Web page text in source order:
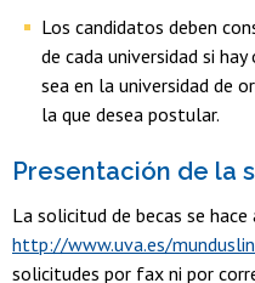
Los candidatos deben
de cada universidad si
sea en la universidad de
la que desea postular.
Presentación de la
La solicitud de becas se
http://www.uva.es/
solicitudes por fax ni por